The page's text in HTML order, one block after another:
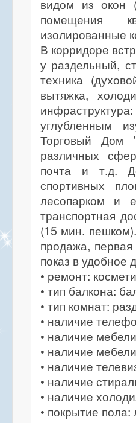
видом из окон
помещения
изолированные
В корридоре
у раздельный,
техника
вытяжка,
углубленным
Торговый Дом
различных
почта и т.д.
спортивных
лесопарком и
транспортная
(15 мин.
продажа,
показ в удобное
• ремонт:
• тип балкона:
• тип комнат:
• наличие
• наличие
• наличие
• наличие
• наличие
• наличие
• покрытие